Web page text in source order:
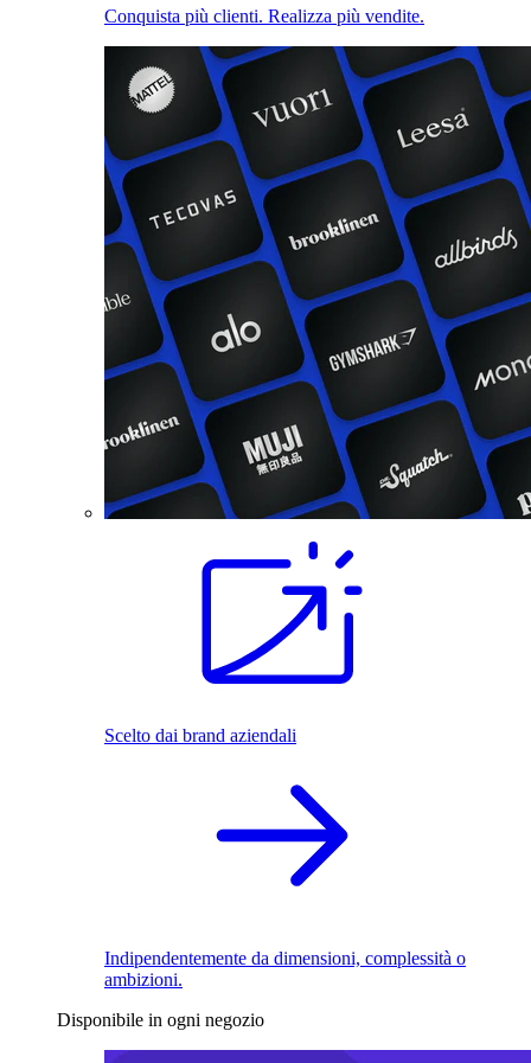
Conquista più clienti. Realizza più vendite.
Scelto dai brand aziendali
Indipendentemente da dimensioni, complessità o
ambizioni.
Disponibile in ogni negozio